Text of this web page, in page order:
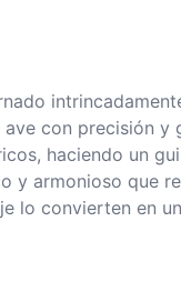
con precisión
haciendo un
armonioso que
lo convierten en